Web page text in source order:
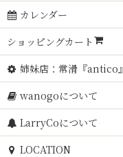
カレンダー
ショッピングカート
姉妹店：常滑『antico』
wanogoについて
LarryCoについて
LOCATION